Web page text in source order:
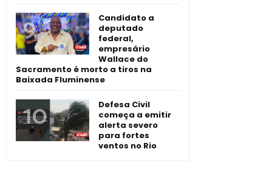
Candidato a
deputado
federal,
empresário
Wallace do
Sacramento é morto a tiros na
Baixada Fluminense
Defesa Civil
começa a emitir
alerta severo
para fortes
ventos no Rio